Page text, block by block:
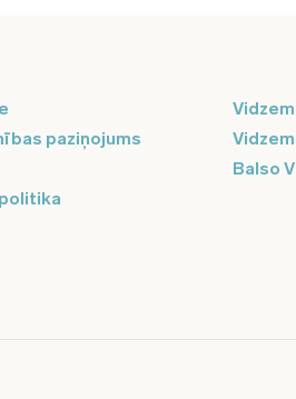
paziņojums
Balso